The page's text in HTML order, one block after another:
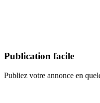
Publication facile
Publiez votre annonce en